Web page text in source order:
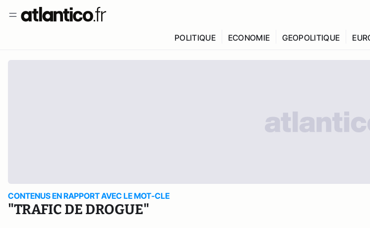
POLITIQUE ECONOMIE GEOPOLITIQUE
CONTENUS EN RAPPORT AVEC LE MOT-CLE
"TRAFIC DE DROGUE"